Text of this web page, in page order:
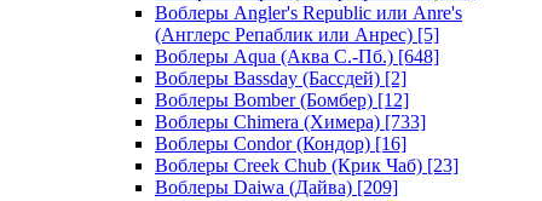
Воблеры Angler's Republic или Anre's
(Англерс Репаблик или Анрес) [5]
Воблеры Aqua (Аква С.-Пб.) [648]
Воблеры Bassday (Бассдей) [2]
Воблеры Bomber (Бомбер) [12]
Воблеры Chimera (Химера) [733]
Воблеры Condor (Кондор) [16]
Воблеры Creek Chub (Крик Чаб) [23]
Воблеры Daiwa (Дайва) [209]